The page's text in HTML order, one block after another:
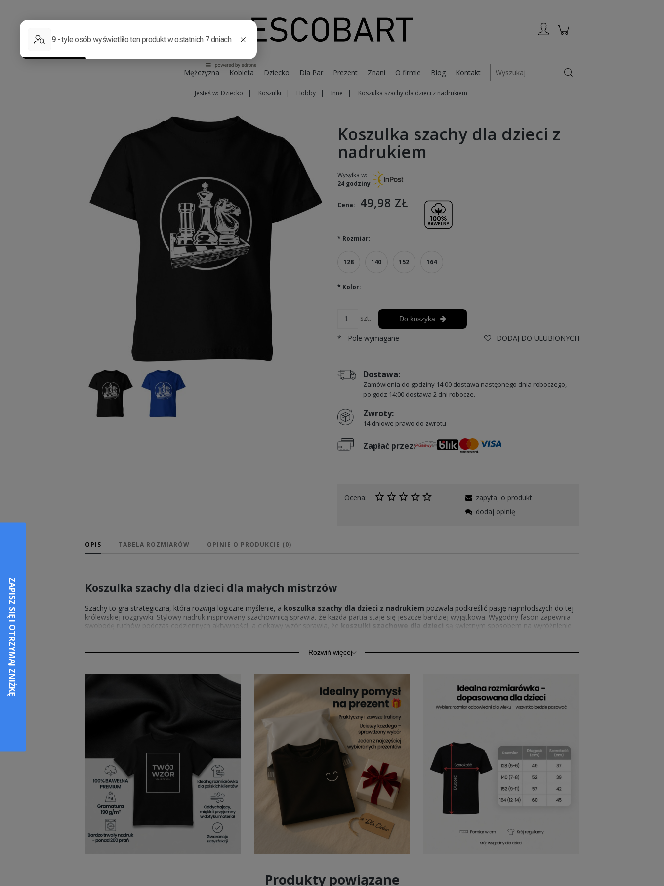
Mężczyzna Kobieta Dziecko Dla Par Prezent Znani O firmie Blog Kontakt Wyszukaj
Jesteś w: Dziecko Koszulki Hobby Inne Koszulka szachy dla dzieci z nadrukiem
Koszulka szachy dla dzieci z
nadrukiem
Wysyłka w:
24 godziny
Cena: 49,98 ZŁ
* Rozmiar:
128 140 152 164
* Kolor:
szt. Do koszyka
DODAJ DO ULUBIONYCH
* - Pole wymagane
Dostawa:
Zamówienia do godziny 14:00 dostawa następnego dnia roboczego,
po godz 14:00 dostawa 2 dni robocze.
Zwroty:
14 dniowe prawo do zwrotu
Zapłać przez:
Ocena:
zapytaj o produkt
dodaj opinię
OPIS TABELA ROZMIARÓW OPINIE O PRODUKCIE (0)
Koszulka szachy dla dzieci dla małych mistrzów
Szachy to gra strategiczna, która rozwija logiczne myślenie, a koszulka szachy dla dzieci z nadrukiem pozwala podkreślić pasję najmłodszych do tej
królewskiej rozgrywki. Stylowy nadruk inspirowany szachownicą sprawia, że każda partia staje się jeszcze bardziej wyjątkowa. Wygodny fason zapewnia
swobodę ruchów podczas codziennych aktywności, a ciekawy wzór sprawia, że koszulki szachowe dla dzieci są świetnym sposobem na wyróżnienie
Każdy młody gracz zasługuje na wyjątkowy styl, a koszulki szachowe dla dzieci
to sposób na połączenie wygody i pasji do szachów.
Charakterystyczny nadruk sprawia, że każdy fan tej gry poczuje się częścią wielkiej społeczności szachistów. To nie tylko element garderoby, ale również
wyraz zainteresowań, który można nosić z dumą. Dzięki nowoczesnemu designowikoszulka szachy dla dzieci
pasuje do różnych stylizacji,
sprawdzając się zarówno na co dzień, jak i podczas specjalnych okazji. Wysoka jakość nadruku gwarantuje trwałość, więc wzór pozostaje wyrazisty
koszulki szachowe dla dziecisą przyjemne w noszeniu przez cały dzień, bez względu na okazję.
Koszulka szachy dla dzieci na prezent dla młodego gracza
Jeśli szukasz wyjątkowego upominku dla dziecka, które pasjonuje się szachami, koszulka szachy dla dzieci będzie doskonałym wyborem. To
połączenie stylu, wygody i zamiłowania do strategicznej gry. Każdy młody szachista poczuje się wyjątkowo, nosząc ubranie, które podkreśla jego
zainteresowania.
Koszulki szachowe dla dzieci
sprawdzają się na turniejach, podczas szachowych lekcji i codziennych wyzwań. To świetny sposób na
pokazanie światu swojej pasji i przynależności do grona miłośników tej ponadczasowej gry. Dzięki starannemu wykonaniu
koszulka szachy dla dzieci
to wybór, który cieszy zarówno dzieci, jak i rodziców poszukujących jakości i trwałości w jednym.
Rozwiń więcej
Produkty powiązane